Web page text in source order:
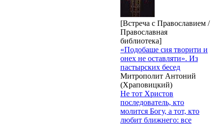
[Встреча с Православием /
Православная
библиотека]
«Подобаше сия творити и
онех не оставляти». Из
пастырских бесед
Митрополит Антоний
(Храповицкий)
He тот Христов
последователь, кто
молится Богу, a тот, кто
любит ближнего: все